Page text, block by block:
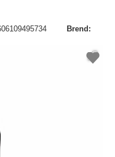
Brend: